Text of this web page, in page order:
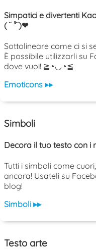
Simpatici e divertenti
( ˘ ³˘)❤
Sottolineare come ci si
È possibile utilizzarli su
dove vuoi! ≧◔◡◔≦
Emoticons ▸▸
Simboli
Decora il tuo testo con
Tutti i simboli come
ancora! Usateli su
blog!
Simboli ▸▸
Testo arte